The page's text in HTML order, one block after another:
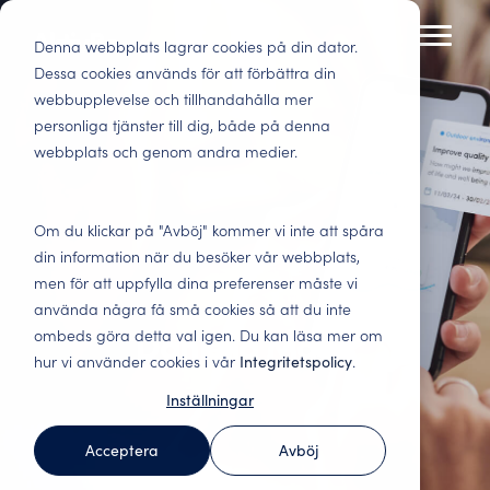
Denna webbplats lagrar cookies på din dator.
Dessa cookies används för att förbättra din
webbupplevelse och tillhandahålla mer
personliga tjänster till dig, både på denna
webbplats och genom andra medier.
Om du klickar på "Avböj" kommer vi inte att spåra
din information när du besöker vår webbplats,
men för att uppfylla dina preferenser måste vi
använda några få små cookies så att du inte
ombeds göra detta val igen. Du kan läsa mer om
hur vi använder cookies i vår Integritetspolicy.
Inställningar
Acceptera Avböj
Skip
main
content.
Menu
Tenant Experience
Få ut maximalt av dina kunders feedback.
Hyresgästundersökningar
– ta reda på vad
kunderna tycker
Få ut maximalt av era
kunders feedback.
Branschspecifika
undersökningar för hela
AktivBo Analytics
Förändringsledning
– vi får det att
hända
Engagerade
medarbetare gör
skillnad. Vi stödjer i
förbättringsarbetet
och gör data levande.
Social hållbarhet –
Bostadsbolag
Beslutsunderlag för
medarbetare och
smartare
investeringar.
Förvaltningsbolag
Underlag för
verksamhetsstyrning
och optimering av er
kunddrivet och stärk
ert erbjudande.
Lokaler
Nöjda kunder
stannar. Minska
anpassningar. Följ
upp alla viktiga
kontaktytor och öka
intäkterna.
Insights
Här får du insikter och best practice inom
Blogg
Fördjupa dig inom
tenant experience
och läs om hur
andra i branschen
har lyckats.
Här hittar du våra
senaste rapporter
Webinar
Här hittar du våra
webinar, både de
som är på gång och
de som är inspelade.
Benchmark Event
Allt om Benchmark
Event, Kundkristallen
och kommande
Daniella Matts